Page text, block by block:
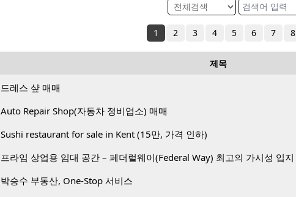
1 2 3 4 5 6 7 8
제목
드레스 샾 매매
Auto Repair Shop(자동차 정비업소) 매매
Sushi restaurant for sale in Kent (15만, 가격 인하)
프라임 상업용 임대 공간 – 페더럴웨이(Federal Way) 최고의 가시성 입지
박승수 부동산, One-Stop 서비스